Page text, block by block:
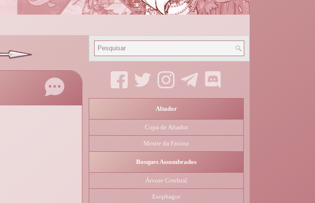
Altador
Copa de Altador
Mestre da Faxina
Bosques Assombrados
Árvore Cerebral
Esophagor